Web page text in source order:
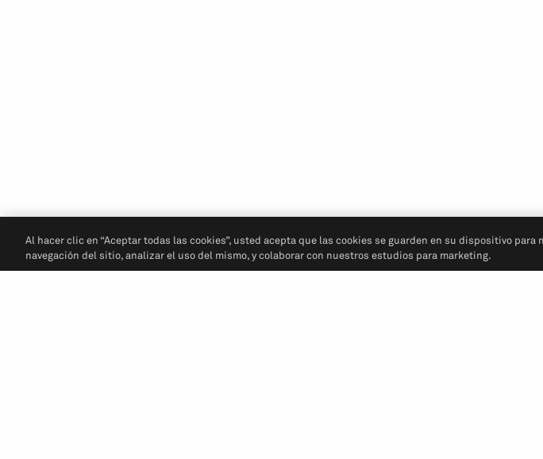
Al hacer clic en “Aceptar todas las cookies”, usted acepta que las cookies se guarden en su dispositivo para
navegación del sitio, analizar el uso del mismo, y colaborar con nuestros estudios para marketing.